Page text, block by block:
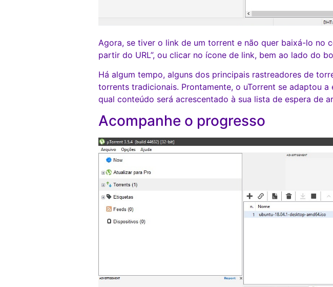
Agora, se tiver o link de um torrent e não quer baixá-lo no
partir do URL”, ou clicar no ícone de link, bem ao lado do
Há algum tempo, alguns dos principais rastreadores de
torrents tradicionais. Prontamente, o uTorrent se adaptou
qual conteúdo será acrescentado à sua lista de espera de
Acompanhe o progresso